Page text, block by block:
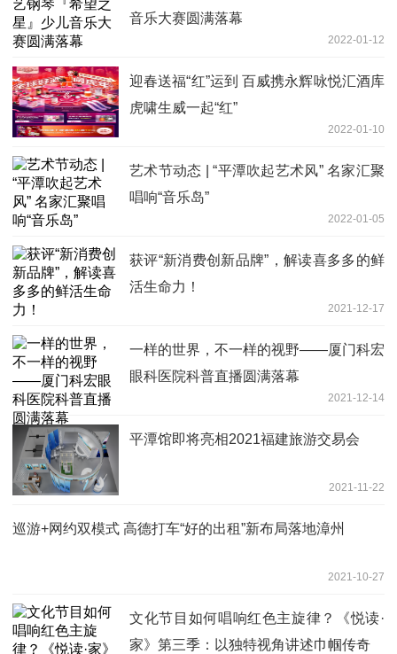
音乐大赛圆满落幕
2022-01-12
迎春送福“红”运到 百威携永辉咏悦汇酒库
虎啸生威一起“红”
2022-01-10
艺术节动态 | “平潭吹起艺术风” 名家汇聚
唱响“音乐岛”
2022-01-05
获评“新消费创新品牌”，解读喜多多的鲜
活生命力！
2021-12-17
一样的世界，不一样的视野——厦门科宏
眼科医院科普直播圆满落幕
2021-12-14
平潭馆即将亮相2021福建旅游交易会
2021-11-22
巡游+网约双模式 高德打车“好的出租”新布局落地漳州
2021-10-27
文化节目如何唱响红色主旋律？《悦读·
家》第三季：以独特视角讲述巾帼传奇